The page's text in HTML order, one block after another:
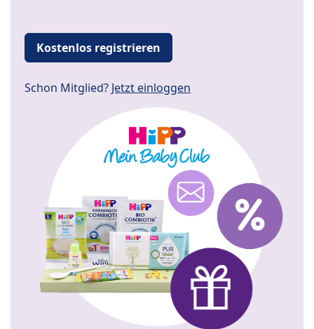
Kostenlos registrieren
Schon Mitglied? Jetzt einloggen